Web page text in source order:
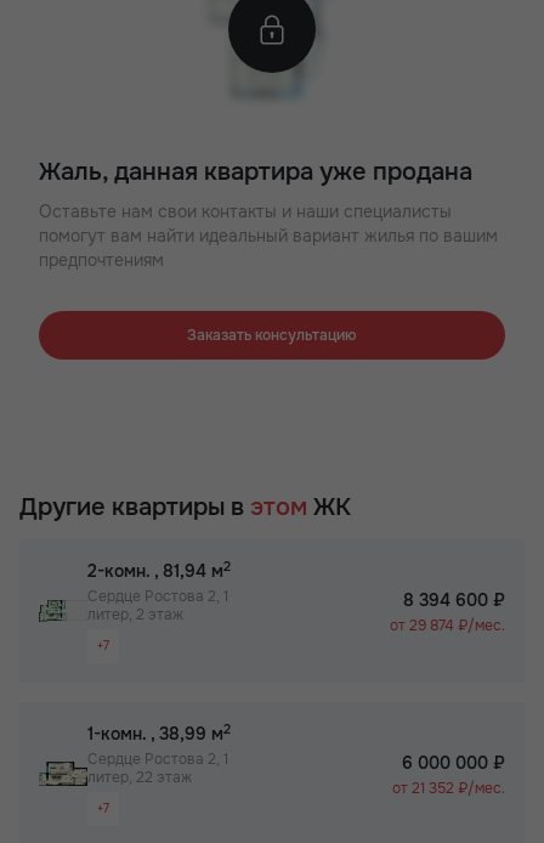
Жаль, данная квартира уже продана
Оставьте нам свои контакты и наши специалисты
помогут вам найти идеальный вариант жилья по вашим
предпочтениям
Заказать консультацию
Другие квартиры в этом ЖК
2-комн. , 81,94 м2
Сердце Ростова 2, 1
литер, 2 этаж
+7
Большая кухня
Вид на 2 стороны
Паркинг
8 394 600 ₽
от 29 874 ₽/мес.
1-комн. , 38,99 м2
Сердце Ростова 2, 1
литер, 22 этаж
+7
6 000 000 ₽
от 21 352 ₽/мес.